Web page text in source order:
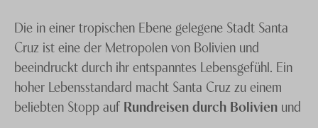
Uruguay
AGB
Impressum
Jobs
Die in einer tropischen Ebene gelegene Stadt Santa
Cruz ist eine der Metropolen von Bolivien und
beeindruckt durch ihr entspanntes Lebensgefühl. Ein
hoher Lebensstandard macht Santa Cruz zu einem
beliebten Stopp auf Rundreisen durch Bolivien und